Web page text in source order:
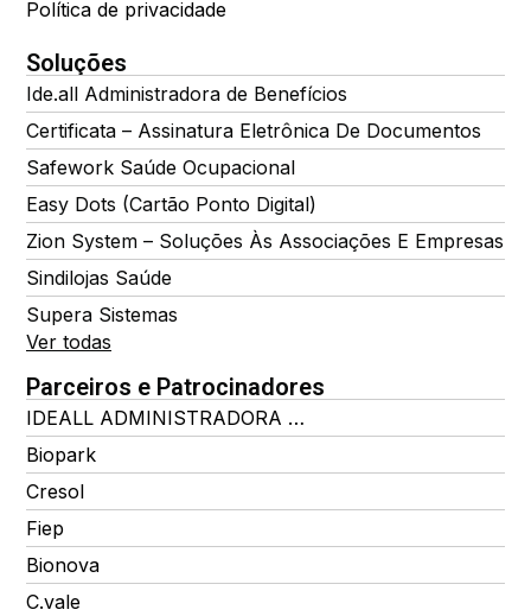
Política de privacidade
Soluções
Ide.all Administradora de Benefícios
Certificata – Assinatura Eletrônica De Documentos
Safework Saúde Ocupacional
Easy Dots (Cartão Ponto Digital)
Zion System – Soluções Às Associações E Empresas
Sindilojas Saúde
Supera Sistemas
Ver todas
Parceiros e Patrocinadores
IDEALL ADMINISTRADORA DE BENEFÍCIOS
Biopark
Cresol
Fiep
Bionova
C.vale